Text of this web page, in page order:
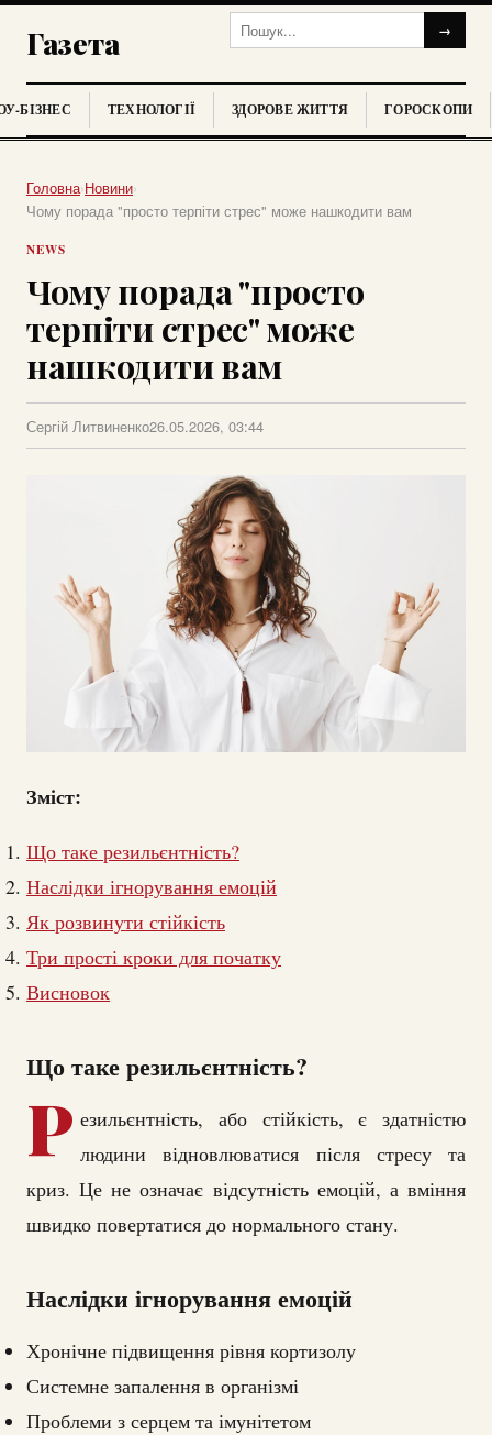
Газета →
БІЗНЕС ТЕХНОЛОГІЇ ЗДОРОВЕ ЖИТТЯ ГОРОСКОПИ
Головна›Новини›
Чому порада "просто терпіти стрес" може нашкодити вам
NEWS
Чому порада "просто
терпіти стрес" може
нашкодити вам
Сергій Литвиненко26.05.2026, 03:44
Зміст:
Що таке резильєнтність?
Наслідки ігнорування емоцій
Як розвинути стійкість
Три прості кроки для початку
Висновок
Що таке резильєнтність?
Р езильєнтність, або стійкість, є здатністю
людини відновлюватися після стресу та
криз. Це не означає відсутність емоцій, а вміння
швидко повертатися до нормального стану.
Наслідки ігнорування емоцій
Хронічне підвищення рівня кортизолу
Системне запалення в організмі
Проблеми з серцем та імунітетом